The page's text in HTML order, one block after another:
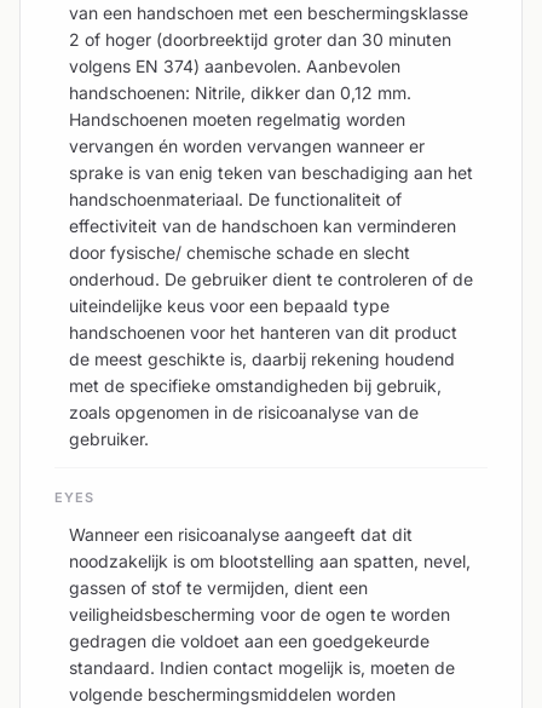
van een handschoen met een beschermingsklasse
2 of hoger (doorbreektijd groter dan 30 minuten
volgens EN 374) aanbevolen. Aanbevolen
handschoenen: Nitrile, dikker dan 0,12 mm.
Handschoenen moeten regelmatig worden
vervangen én worden vervangen wanneer er
sprake is van enig teken van beschadiging aan het
handschoenmateriaal. De functionaliteit of
effectiviteit van de handschoen kan verminderen
door fysische/ chemische schade en slecht
onderhoud. De gebruiker dient te controleren of de
uiteindelijke keus voor een bepaald type
handschoenen voor het hanteren van dit product
de meest geschikte is, daarbij rekening houdend
met de specifieke omstandigheden bij gebruik,
zoals opgenomen in de risicoanalyse van de
gebruiker.
EYES
Wanneer een risicoanalyse aangeeft dat dit
noodzakelijk is om blootstelling aan spatten, nevel,
gassen of stof te vermijden, dient een
veiligheidsbescherming voor de ogen te worden
gedragen die voldoet aan een goedgekeurde
standaard. Indien contact mogelijk is, moeten de
volgende beschermingsmiddelen worden